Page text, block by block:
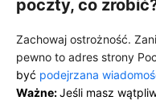
poczty, co
Zachowaj ostrożność.
pewno to adres strony
być podejrzana
Ważne:Jeśli masz